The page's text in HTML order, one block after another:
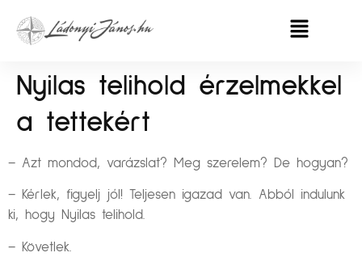
Nyilas telihold érzelmekkel
a tettekért
– Azt mondod, varázslat? Meg szerelem? De hogyan?
– Kérlek, figyelj jól! Teljesen igazad van. Abból indulunk
ki, hogy Nyilas telihold.
– Követlek.